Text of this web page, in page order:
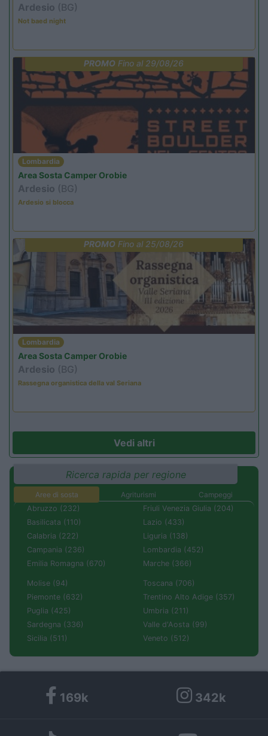
Ardesio (BG)
Not baed night
PROMO Fino al 29/08/26
Lombardia
Area Sosta Camper Orobie
Ardesio (BG)
Ardesio si blocca
PROMO Fino al 25/08/26
Lombardia
Area Sosta Camper Orobie
Ardesio (BG)
Rassegna organistica della val Seriana
Vedi altri
Ricerca rapida per regione
Aree di sosta Agriturismi
Campeggi
Abruzzo (232)
Basilicata (110)
Calabria (222)
Campania (236)
Emilia Romagna (670)
Friuli Venezia Giulia (204)
Lazio (433)
Liguria (138)
Lombardia (452)
Marche (366)
Molise (94)
Piemonte (632)
Puglia (425)
Sardegna (336)
Sicilia (511)
Toscana (706)
Trentino Alto Adige (357)
Umbria (211)
Valle d'Aosta (99)
Veneto (512)
169k 342k